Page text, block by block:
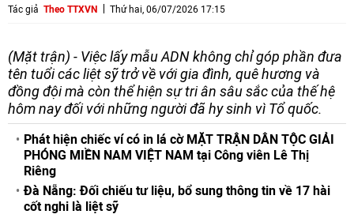
Tác giả Theo TTXVN Thứ hai, 06/07/2026 17:15
(Mặt trận) - Việc lấy mẫu ADN không chỉ góp phần đưa
tên tuổi các liệt sỹ trở về với gia đình, quê hương và
đồng đội mà còn thể hiện sự tri ân sâu sắc của thế hệ
hôm nay đối với những người đã hy sinh vì Tổ quốc.
Phát hiện chiếc ví có in lá cờ MẶT TRẬN DÂN TỘC GIẢI
PHÓNG MIỀN NAM VIỆT NAM tại Công viên Lê Thị
Riêng
Đà Nẵng: Đối chiếu tư liệu, bổ sung thông tin về 17 hài
cốt nghi là liệt sỹ